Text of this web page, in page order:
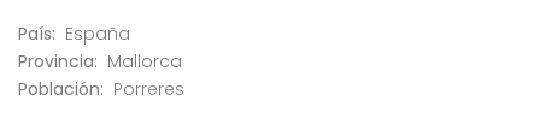
País: España
Provincia: Mallorca
Población: Porreres